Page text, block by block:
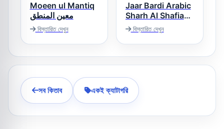
Moeen ul Mantiq
معین المنطق
বিস্তারিত দেখুন
Jaar Bardi Arabic
Sharh Al Shafiah
جاربردی عربی شرح
الشافیہ
বিস্তারিত দেখুন
সব কিতাব একই ক্যাটাগরি